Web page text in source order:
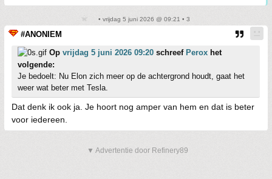
• vrijdag 5 juni 2026 @ 09:21 • 3
#ANONIEM
Op vrijdag 5 juni 2026 09:20 schreef Perox het
volgende:
Je bedoelt: Nu Elon zich meer op de achtergrond houdt, gaat het
weer wat beter met Tesla.
Dat denk ik ook ja. Je hoort nog amper van hem en dat is beter
voor iedereen.
▼ Advertentie door Refinery89